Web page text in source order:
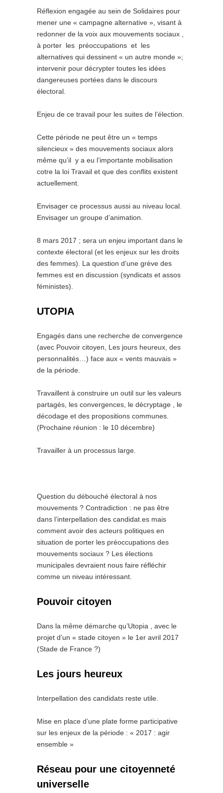
Réflexion engagée au sein de Solidaires pour
mener une « campagne alternative », visant à
redonner de la voix aux mouvements sociaux ,
à porter les préoccupations et les
alternatives qui dessinent « un autre monde »;
intervenir pour décrypter toutes les idées
dangereuses portées dans le discours
électoral.
Enjeu de ce travail pour les suites de l’élection.
Cette période ne peut être un « temps
silencieux » des mouvements sociaux alors
même qu’il y a eu l’importante mobilisation
cotre la loi Travail et que des conflits existent
actuellement.
Envisager ce processus aussi au niveau local.
Envisager un groupe d’animation.
8 mars 2017 ; sera un enjeu important dans le
contexte électoral (et les enjeux sur les droits
des femmes). La question d’une grève des
femmes est en discussion (syndicats et assos
féministes).
UTOPIA
Engagés dans une recherche de convergence
(avec Pouvoir citoyen, Les jours heureux, des
personnalités…) face aux « vents mauvais »
de la période.
Travaillent à construire un outil sur les valeurs
partagés, les convergences, le décryptage , le
décodage et des propositions communes.
(Prochaine réunion : le 10 décembre)
Travailler à un processus large.
Question du débouché électoral à nos
mouvements ? Contradiction : ne pas être
dans l’interpellation des candidat.es mais
comment avoir des acteurs politiques en
situation de porter les préoccupations des
mouvements sociaux ? Les élections
municipales devraient nous faire réfléchir
comme un niveau intéressant.
Pouvoir citoyen
Dans la même démarche qu’Utopia , avec le
projet d’un « stade citoyen » le 1er avril 2017
(Stade de France ?)
Les jours heureux
Interpellation des candidats reste utile.
Mise en place d’une plate forme participative
sur les enjeux de la période : « 2017 : agir
ensemble »
Réseau pour une citoyenneté
universelle